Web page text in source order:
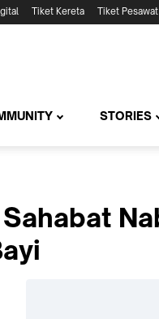
Tiket Kereta Tiket Pesawat
STORIES